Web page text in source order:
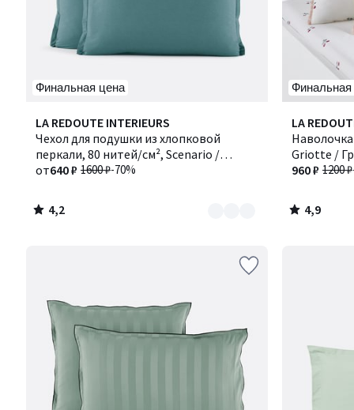
Финальная цена
LA REDOUTE INTERIEURS
Чехол для подушки из хлопковой
перкали, 80 нитей/см², Scenario /
Сценарио1600 ₽-70%
от640 ₽
4,2
/ 5
Количество
цветов:
4
4,2
/
Финальная
LA
Griotte /
1200 ₽
960 ₽
4,9
/ 5
4,9
/